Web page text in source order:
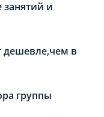
занятий и
дешевле,чем в
группы